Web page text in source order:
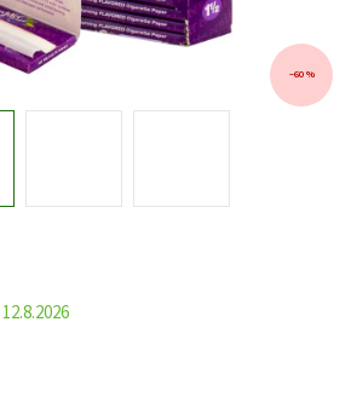
12.8.2026
–60 %